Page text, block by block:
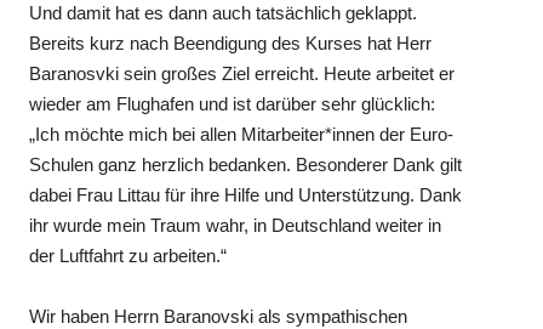
Und damit hat es dann auch tatsächlich geklappt.
Bereits kurz nach Beendigung des Kurses hat Herr
Baranosvki sein großes Ziel erreicht. Heute arbeitet er
wieder am Flughafen und ist darüber sehr glücklich:
„Ich möchte mich bei allen Mitarbeiter*innen der Euro-
Schulen ganz herzlich bedanken. Besonderer Dank gilt
dabei Frau Littau für ihre Hilfe und Unterstützung. Dank
ihr wurde mein Traum wahr, in Deutschland weiter in
der Luftfahrt zu arbeiten.“
Wir haben Herrn Baranovski als sympathischen